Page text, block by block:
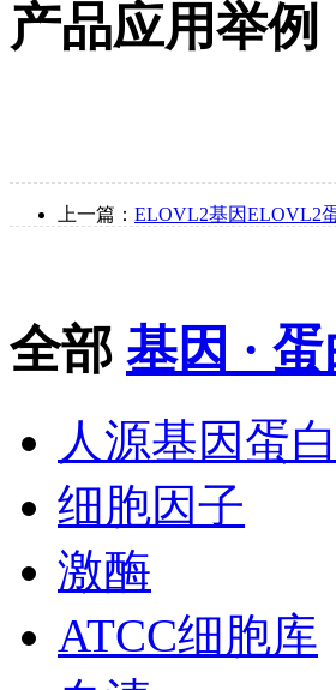
产品应用举例
上一篇： ELOVL2基因ELOVL2
全部 基因 ·
人源基因蛋白
细胞因子
激酶
ATCC细胞库